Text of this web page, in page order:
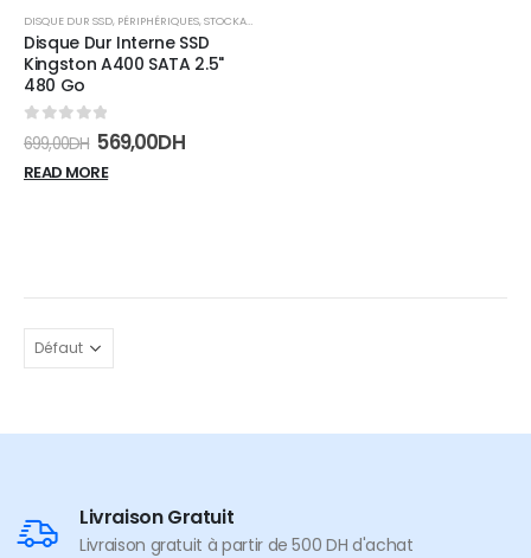
DISQUE DUR SSD, PÉRIPHÉRIQUES,STOCKAGE
Disque Dur Interne SSD
Kingston A400 SATA 2.5"
480 Go
699,00DH 569,00DH
READ MORE
Livraison Gratuit
Livraison gratuit à partir de 500 DH d'achat